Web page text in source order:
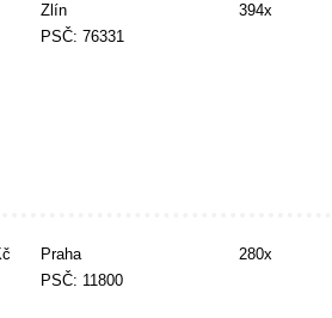
Zlín
PSČ: 76331
394x
Praha
PSČ: 11800
280x